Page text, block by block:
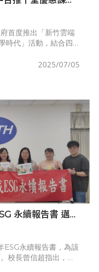
學習、探索職涯
首度推出「新竹雲端
代」活動，結合四
竹市的勞工2025/07/05
續報告書 邁向
永續報告書，為該
校長曾信超指出，